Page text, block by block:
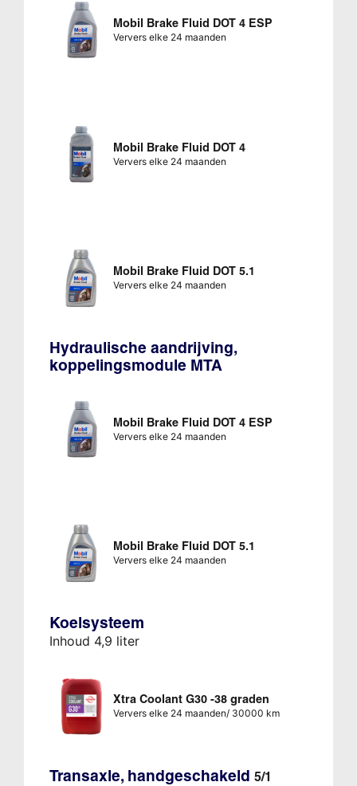
Mobil Brake Fluid DOT 4 ESP
Ververs elke 24 maanden
Mobil Brake Fluid DOT 4
Ververs elke 24 maanden
Mobil Brake Fluid DOT 5.1
Ververs elke 24 maanden
Hydraulische aandrijving,
koppelingsmodule MTA
Mobil Brake Fluid DOT 4 ESP
Ververs elke 24 maanden
Mobil Brake Fluid DOT 5.1
Ververs elke 24 maanden
Koelsysteem
Inhoud 4,9 liter
Xtra Coolant G30 -38 graden
Ververs elke 24 maanden/ 30000 km
Transaxle, handgeschakeld 5/1